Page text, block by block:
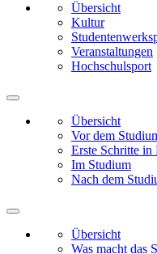
Übersicht
Kultur
Veranstaltungen
Hochschulsport
Übersicht
Vor dem
Erste Schritte in
Im Studium
Nach dem
Übersicht
Was macht das